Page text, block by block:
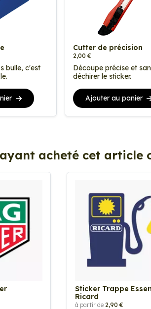
bulle, c'est
Cutter de précision
2,00 €
Découpe précise et
déchirer le sticker.
Ajouter au panier
acheté cet article
Sticker Trappe
Ricard
à partir de 2,90 €